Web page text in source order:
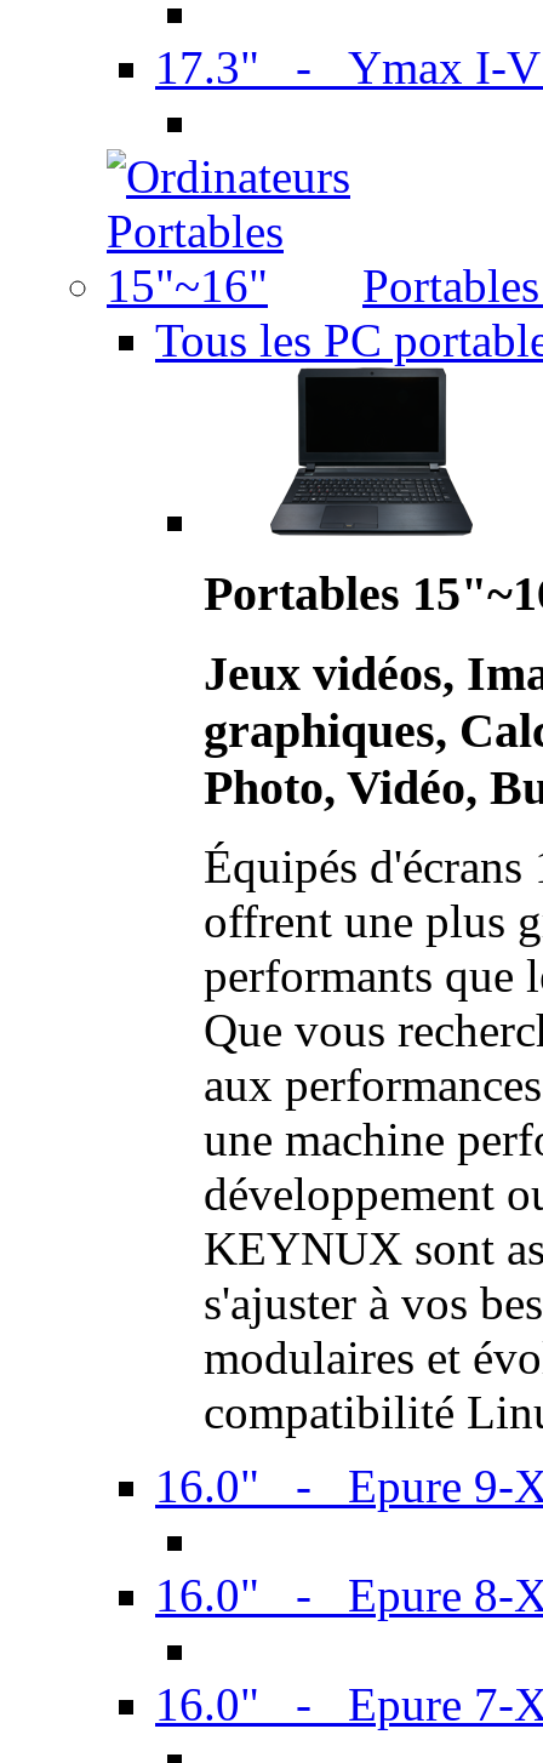
17.3" - Ymax I-
Tous les PC
Portables
Jeux vidéos,
graphiques,
Photo, Vidéo,
Équipés
offrent une plus
performants que
Que vous
aux
une machine
développement
KEYNUX sont
s'ajuster à vos
modulaires et
compatibilité
16.0" - Epure 9-
16.0" - Epure 8-
16.0" - Epure 7-